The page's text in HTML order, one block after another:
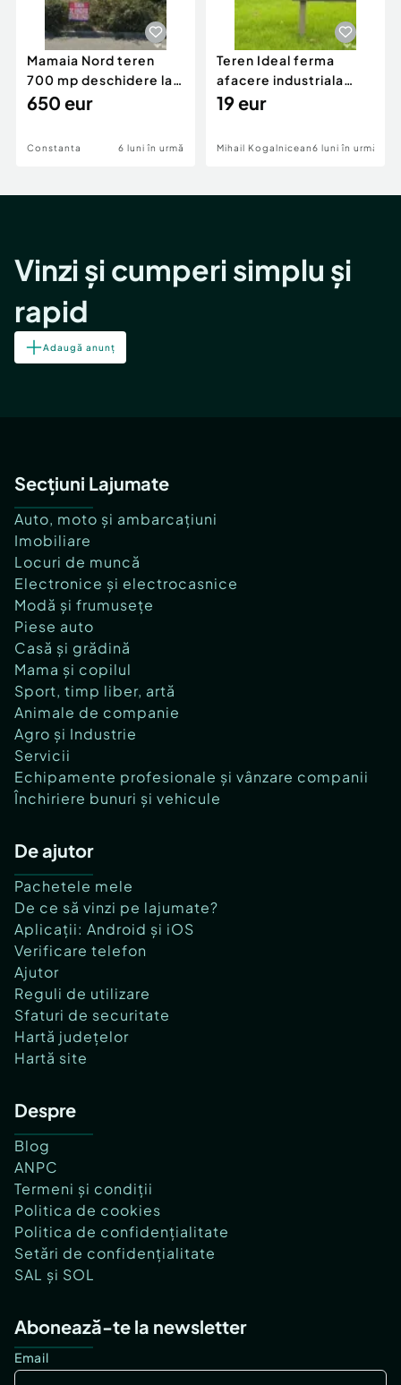
Mamaia Nord teren
700 mp deschidere la
D24 si D25
650 eur
Constanta 6 luni în urmă
Teren Ideal ferma
afacere industriala
deschidere 71 ml la
19 eur
Mihail Kogalniceanu6 luni în urmă
Vinzi și cumperi simplu și
rapid
Adaugă anunț
Secțiuni Lajumate
Auto, moto și ambarcațiuni
Imobiliare
Locuri de muncă
Electronice și electrocasnice
Modă și frumusețe
Piese auto
Casă și grădină
Mama și copilul
Sport, timp liber, artă
Animale de companie
Agro și Industrie
Servicii
Echipamente profesionale și vânzare companii
Închiriere bunuri și vehicule
De ajutor
Pachetele mele
De ce să vinzi pe lajumate?
Aplicații: Android și iOS
Verificare telefon
Ajutor
Reguli de utilizare
Sfaturi de securitate
Hartă județelor
Hartă site
Despre
Blog
ANPC
Termeni și condiții
Politica de cookies
Politica de confidențialitate
Setări de confidențialitate
SAL și SOL
Abonează-te la newsletter
Email